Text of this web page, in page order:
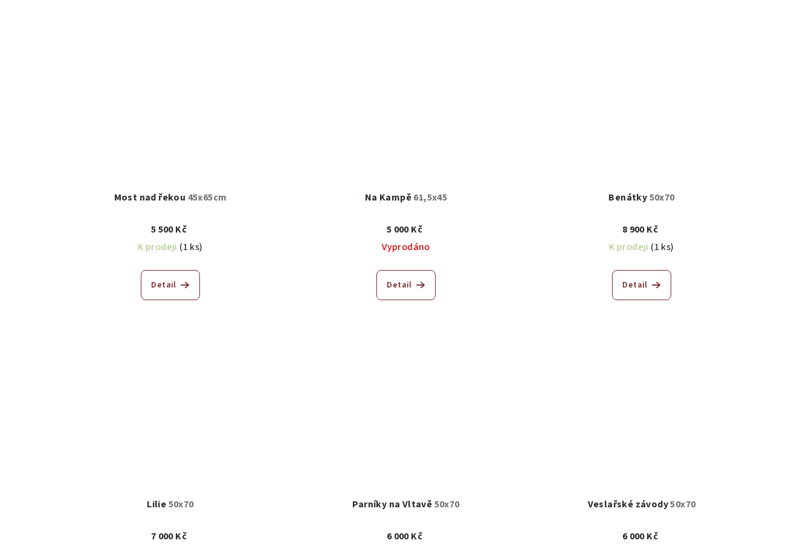
Most nad řekou 45x65cm
5 500 Kč
K prodeji (1 ks)
Detail
Na Kampě61,5x45
5 000 Kč
Vyprodáno
Detail
Benátky50x70
8 900 Kč
K prodeji (1 ks)
Detail
Lilie50x70
7 000 Kč
Parníky na Vltavě50x70
6 000 Kč
Veslařské závody50x70
6 000 Kč